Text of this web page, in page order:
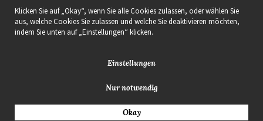
2021 Delightful Hair
Klicken Sie auf „Okay“, wenn Sie alle Cookies zulassen, oder wählen Sie
aus, welche Cookies Sie zulassen und welche Sie deaktivieren möchten,
indem Sie unten auf „Einstellungen“ klicken.
Einstellungen
Nur notwendig
Okay